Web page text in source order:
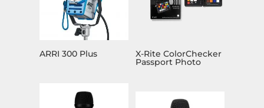
ARRI 300 Plus X-Rite ColorChecker
Passport Photo